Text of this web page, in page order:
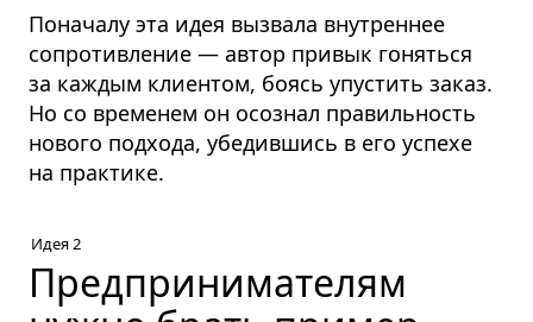
Поначалу эта идея вызвала внутреннее
сопротивление — автор привык гоняться
за каждым клиентом, боясь упустить заказ.
Но со временем он осознал правильность
нового подхода, убедившись в его успехе
на практике.
Идея 2
Предпринимателям